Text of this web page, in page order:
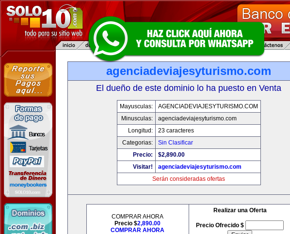
agenciadeviajesyturismo.com
El dueño de este dominio lo ha puesto en Venta
Mayusculas:
AGENCIADEVIAJESYTURISMO.COM
Minusculas:
agenciadeviajesyturismo.com
Longitud:
23 caracteres
Categorias:
Sin Clasificar
Precio:
$2,890.00
Visitar!
agenciadeviajesyturismo.com
Serán consideradas ofertas
COMPRAR AHORA
Precio $2,890.00
COMPRAR AHORA
Realizar una Oferta
Precio Ofrecido $